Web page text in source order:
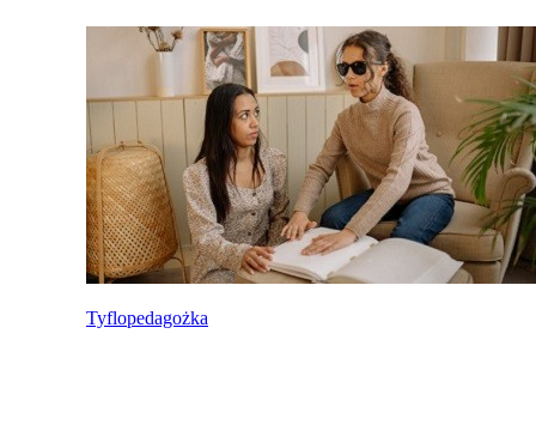
Tyflopedagożka